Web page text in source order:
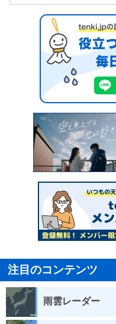
注目のコンテンツ
雨雲レーダー